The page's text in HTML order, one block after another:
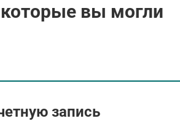
вы могли
запись